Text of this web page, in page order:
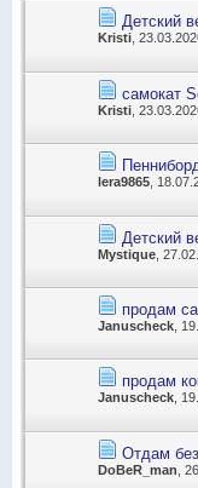
Детский
Kristi ,
самокат
Kristi ,
lera9865 ,
Детский
Mystique ,
продам
Januscheck ,
продам
Januscheck,
Отдам
DoBeR_man ,